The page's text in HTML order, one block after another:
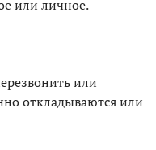
или личное.
или
откладываются или